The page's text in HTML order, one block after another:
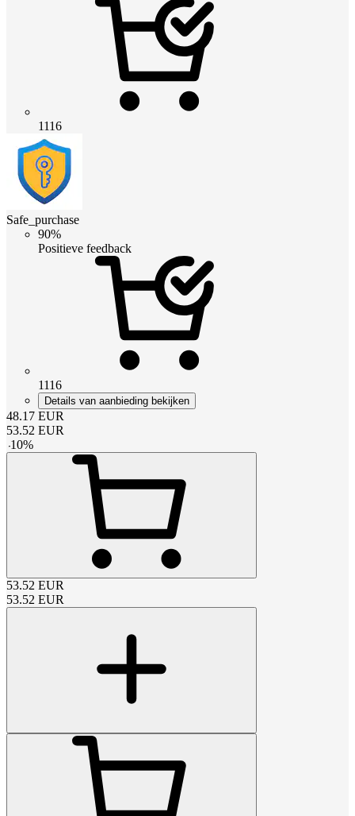
1116
Safe_purchase
90%
Positieve feedback
1116
Details van aanbieding bekijken
48.17 EUR
53.52 EUR
-10%
53.52 EUR
53.52 EUR